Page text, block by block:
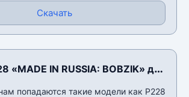
Скачать
«MADE IN RUSSIA: BOBZIK» для
попадаются такие модели как P228